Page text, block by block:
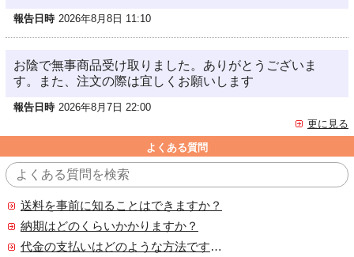
報告日時 2026年8月8日 11:10
お陰で無事商品受け取りました。ありがとうございま
す。また、注文の際は宜しくお願いします
報告日時 2026年8月7日 22:00
更に見る
よくある質問
送料を事前に知ることはできますか？
納期はどのくらいかかりますか？
代金の支払いはどのような方法ですか？